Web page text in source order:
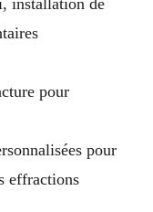
pour
pour
effractions